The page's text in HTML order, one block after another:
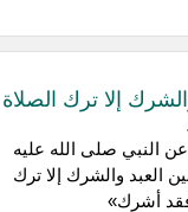
إلا ترك الصلاة
النبي صلى الله عليه
العبد والشرك إلا ترك
فقد أشرك»